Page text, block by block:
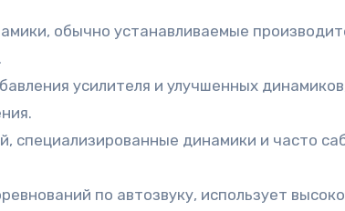
обычно устанавливаемые
усилителя и улучшенных
специализированные динамики и часто
по автозвуку, использует